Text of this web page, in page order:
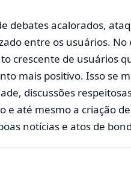
debates acalorados,
entre os usuários.
crescente de usuários
mais positivo. Isso se
discussões
e até mesmo a criação
notícias e atos de